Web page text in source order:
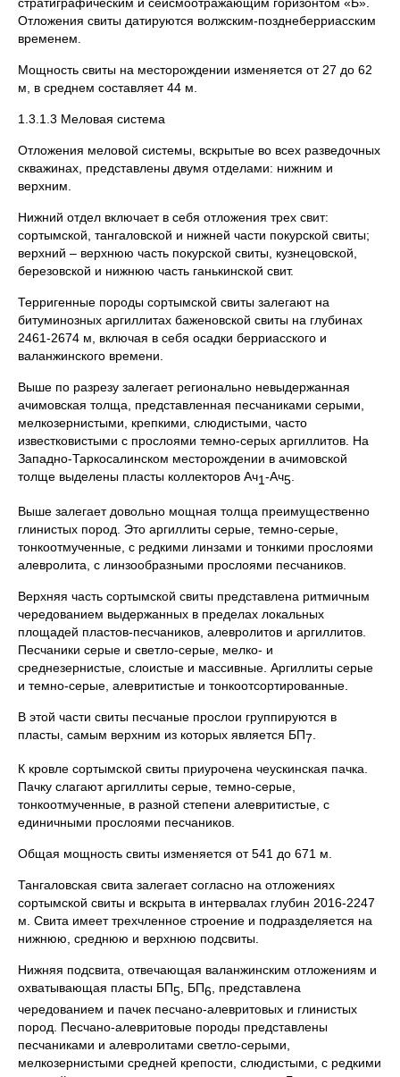
Отложения свиты датируются волжским-позднеберриасским
временем.
Мощность свиты на месторождении изменяется от 27 до 62
м, в среднем составляет 44 м.
1.3.1.3 Меловая система
Отложения меловой системы, вскрытые во всех разведочных
скважинах, представлены двумя отделами: нижним и
верхним.
Нижний отдел включает в себя отложения трех свит:
сортымской, тангаловской и нижней части покурской свиты;
верхний – верхнюю часть покурской свиты, кузнецовской,
березовской и нижнюю часть ганькинской свит.
Терригенные породы сортымской свиты залегают на
битуминозных аргиллитах баженовской свиты на глубинах
2461-2674 м, включая в себя осадки берриасского и
валанжинского времени.
Выше по разрезу залегает регионально невыдержанная
ачимовская толща, представленная песчаниками серыми,
мелкозернистыми, крепкими, слюдистыми, часто
известковистыми с прослоями темно-серых аргиллитов. На
Западно-Таркосалинском месторождении в ачимовской
толще выделены пласты коллекторов Ач1-Ач5
Выше залегает довольно мощная толща преимущественно
глинистых пород. Это аргиллиты серые, темно-серые,
тонкоотмученные, с редкими линзами и тонкими прослоями
алевролита, с линзообразными прослоями песчаников.
Верхняя часть сортымской свиты представлена ритмичным
чередованием выдержанных в пределах локальных
площадей пластов-песчаников, алевролитов и аргиллитов.
Песчаники серые и светло-серые, мелко- и
среднезернистые, слоистые и массивные. Аргиллиты серые
и темно-серые, алевритистые и тонкоотсортированные.
В этой части свиты песчаные прослои группируются в
пласты, самым верхним из которых является БП7
К кровле сортымской свиты приурочена чеускинская пачка.
Пачку слагают аргиллиты серые, темно-серые,
тонкоотмученные, в разной степени алевритистые, с
единичными прослоями песчаников.
Общая мощность свиты изменяется от 541 до 671 м.
Тангаловская свита залегает согласно на отложениях
сортымской свиты и вскрыта в интервалах глубин 2016-2247
м. Свита имеет трехчленное строение и подразделяется на
нижнюю, среднюю и верхнюю подсвиты.
Нижняя подсвита, отвечающая валанжинским отложениям и
охватывающая пласты БП5, БП6, представлена
чередованием и пачек песчано-алевритовых и глинистых
пород. Песчано-алевритовые породы представлены
песчаниками и алевролитами светло-серыми,
мелкозернистыми средней крепости, слюдистыми, с редкими